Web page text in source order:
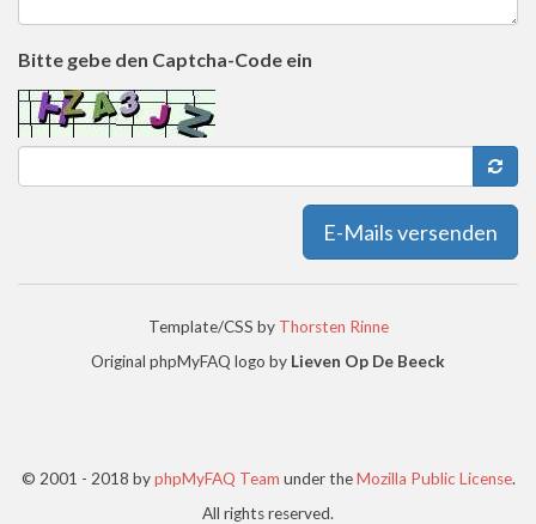
Bitte gebe den Captcha-Code ein
E-Mails versenden
Template/CSS by Thorsten Rinne
Original phpMyFAQ logo by Lieven Op De Beeck
© 2001 - 2018 byphpMyFAQ Team under theMozilla Public License.
All rights reserved.